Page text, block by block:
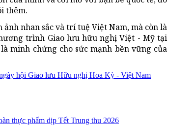
thêm.
nhan sắc và trí tuệ Việt Nam, mà còn là
trình Giao lưu hữu nghị Việt - Mỹ tại
minh chứng cho sức mạnh bền vững của
hội Giao lưu Hữu nghị Hoa Kỳ - Việt Nam
thực phẩm dịp Tết Trung thu 2026